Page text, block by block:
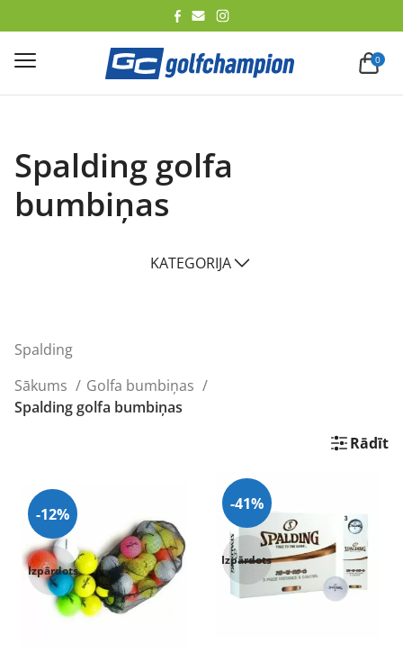
0
Spalding golfa
bumbiņas
KATEGORIJA
Spalding
Sākums
Golfa bumbiņas
Spalding golfa bumbiņas
Rādīt
-12%
Izpārdots
-41%
Izpārdots